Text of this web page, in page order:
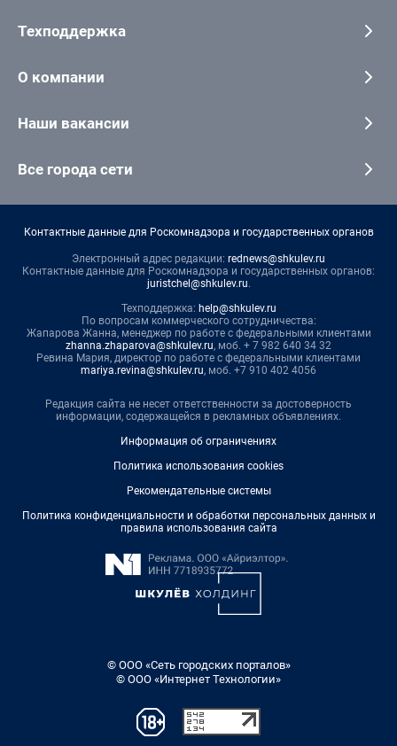
Техподдержка
О компании
Наши вакансии
Все города сети
Контактные данные для Роскомнадзора и государственных органов
Электронный адрес редакции: rednews@shkulev.ru
Контактные данные для Роскомнадзора и государственных органов:
juristchel@shkulev.ru.
Техподдержка: help@shkulev.ru
По вопросам коммерческого сотрудничества:
Жапарова Жанна, менеджер по работе с федеральными клиентами
zhanna.zhaparova@shkulev.ru, моб. + 7 982 640 34 32
Ревина Мария, директор по работе с федеральными клиентами
mariya.revina@shkulev.ru, моб. +7 910 402 4056
Редакция сайта не несет ответственности за достоверность
информации, содержащейся в рекламных объявлениях.
Информация об ограничениях
Политика использования cookies
Рекомендательные системы
Политика конфиденциальности и обработки персональных данных и
правила использования сайта
© ООО «Сеть городских порталов»
© ООО «Интернет Технологии»